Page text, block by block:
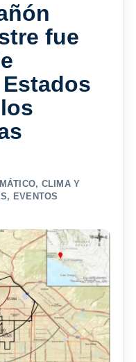
fue
, CLIMA Y
, EVENTOS